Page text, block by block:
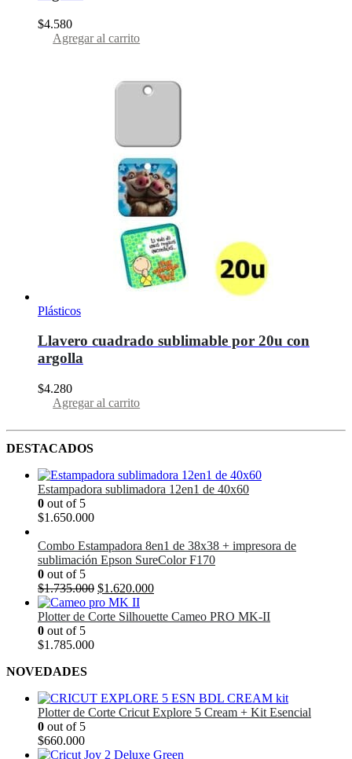
$4.580
Agregar al carrito
Plásticos
Llavero cuadrado sublimable por 20u con
argolla
$4.280
Agregar al carrito
DESTACADOS
Estampadora sublimadora 12en1 de 40x60
0 out of 5
$1.650.000
Combo Estampadora 8en1 de 38x38 + impresora de
sublimación Epson SureColor F170
0 out of 5
$1.735.000 El
precio
original
$1.620.000El
actual
Plotter de Corte Silhouette Cameo PRO MK-II
0 out of 5
$1.785.000
NOVEDADES
Plotter de Corte Cricut Explore 5 Cream + Kit Esencial
0 out of 5
$660.000